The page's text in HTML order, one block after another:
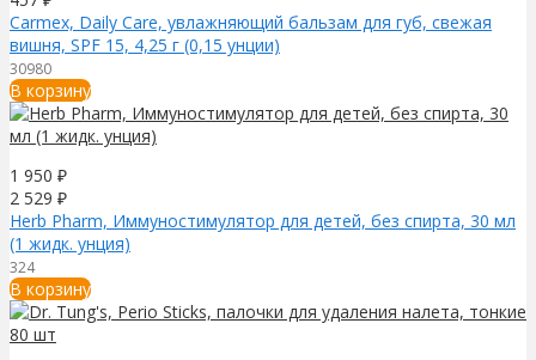
Carmex, Daily Care, увлажняющий бальзам для губ, свежая
вишня, SPF 15, 4,25 г (0,15 унции)
30980
В корзину
1 950 ₽
2 529 ₽
Herb Pharm, Иммуностимулятор для детей, без спирта, 30 мл
(1 жидк. унция)
324
В корзину